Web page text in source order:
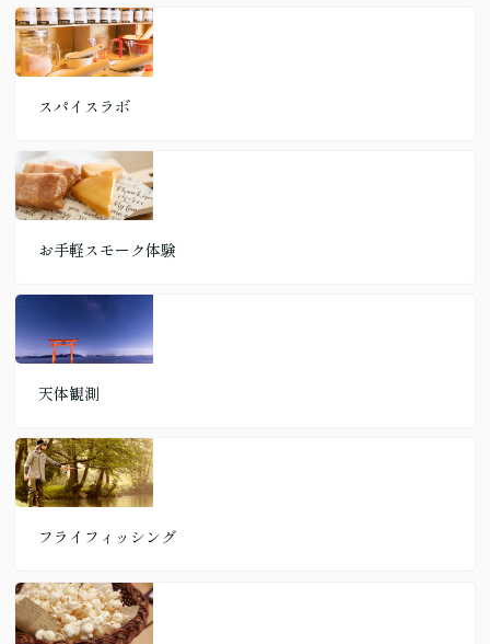
スパイスラボ
お手軽スモーク体験
天体観測
フライフィッシング